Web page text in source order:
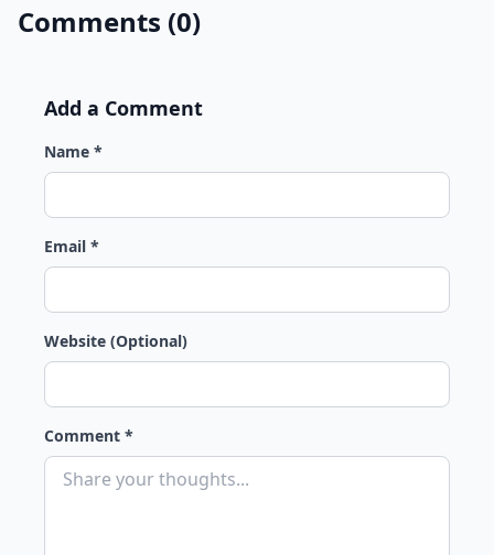
Comments (0)
Add a Comment
Name *
Email *
Website (Optional)
Comment *